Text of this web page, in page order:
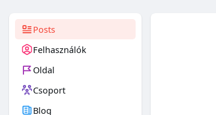
Posts
Felhasználók
Oldal
Csoport
Blog